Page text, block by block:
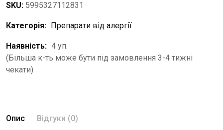
SKU: 5995327112831
Категорія: Препарати від алергії
Наявність: 4 уп.
(Більша к-ть може бути під замовлення 3-4 тижні
чекати)
Опис Відгуки (0)